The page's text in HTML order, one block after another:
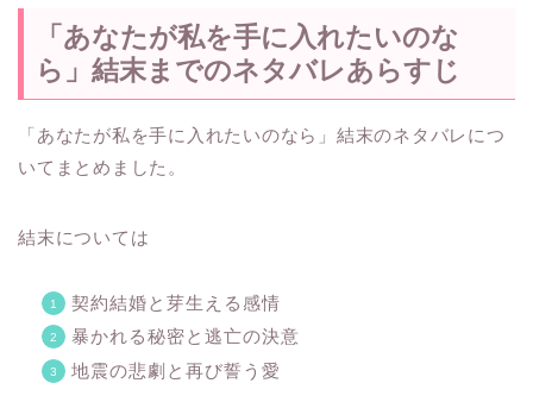
「あなたが私を手に入れたいのな
ら」結末までのネタバレあらすじ
「あなたが私を手に入れたいのなら」結末のネタバレにつ
いてまとめました。
結末については
契約結婚と芽生える感情
暴かれる秘密と逃亡の決意
地震の悲劇と再び誓う愛